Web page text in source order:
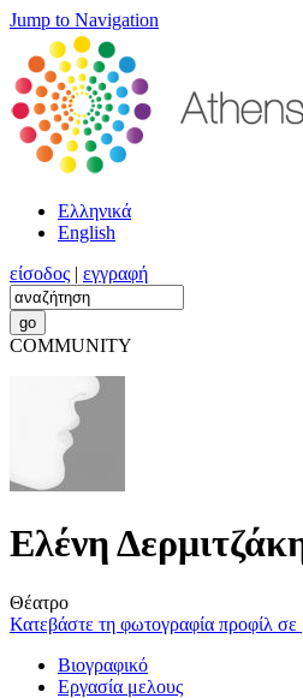
Jump to Navigation
Ελληνικά
English
είσοδος | εγγραφή
COMMUNITY
Ελένη
Θέατρο
Κατεβάστε τη φωτογραφία προφίλ
Βιογραφικό
Εργασία μελους